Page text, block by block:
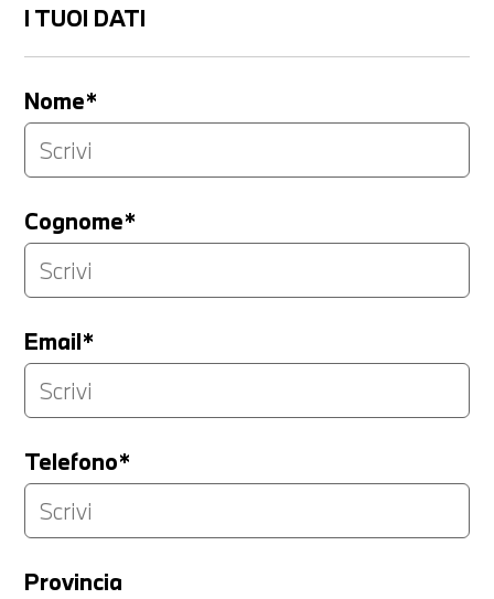
I TUOI DATI
Nome*
Cognome*
Email*
Telefono*
Provincia